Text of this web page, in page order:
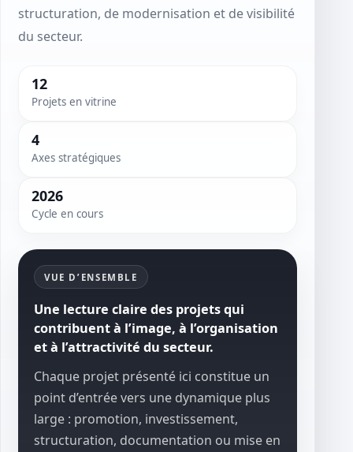
structuration, de modernisation et de visibilité
du secteur.
12
Projets en vitrine
4
Axes stratégiques
2026
Cycle en cours
VUE D’ENSEMBLE
Une lecture claire des projets qui
contribuent à l’image, à l’organisation
et à l’attractivité du secteur.
Chaque projet présenté ici constitue un
point d’entrée vers une dynamique plus
large : promotion, investissement,
structuration, documentation ou mise en